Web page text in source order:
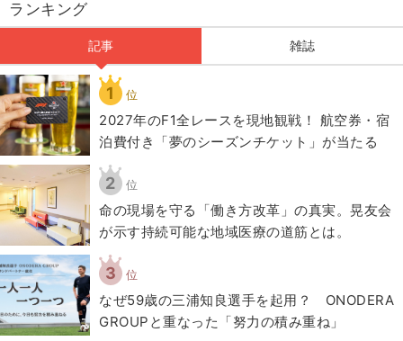
ランキング
記事 雑誌
1 位
2027年のF1全レースを現地観戦！ 航空券・宿
泊費付き「夢のシーズンチケット」が当たる
2 位
​命の現場を守る「働き方改革」の真実。晃友会
が示す持続可能な地域医療の道筋とは。
3 位
なぜ59歳の三浦知良選手を起用？ ONODERA
GROUPと重なった「努力の積み重ね」